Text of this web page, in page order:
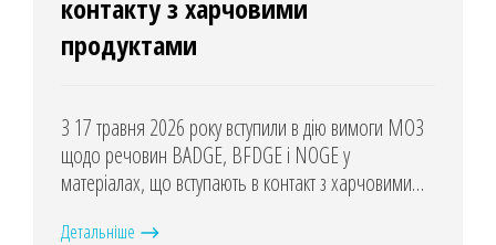
контакту з харчовими
продуктами
З 17 травня 2026 року вступили в дію вимоги МОЗ
щодо речовин BADGE, BFDGE і NOGE у
матеріалах, що вступають в контакт з харчовими
Детальніше